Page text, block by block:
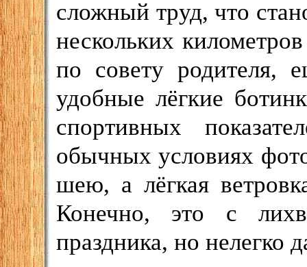
сложный труд, что
нескольких
по совету родителя,
удобные лёгкие
спортивных
обычных условиях
шею, а лёгкая
Конечно, это с
праздника, но нелегко